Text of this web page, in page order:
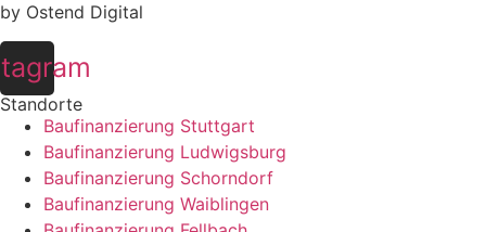
by Ostend Digital
Standorte
Baufinanzierung Stuttgart
Baufinanzierung Ludwigsburg
Baufinanzierung Schorndorf
Baufinanzierung Waiblingen